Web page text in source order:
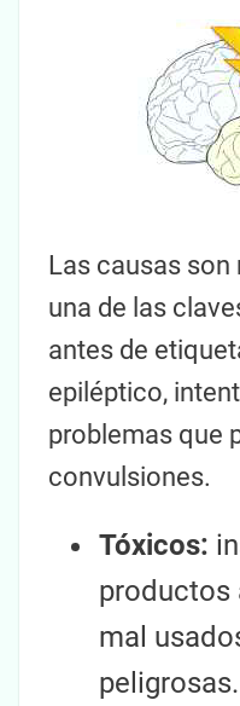
Las causas son
una de las
antes de
epiléptico,
problemas que
convulsiones.
Tóxicos:
productos
mal
peligrosas.